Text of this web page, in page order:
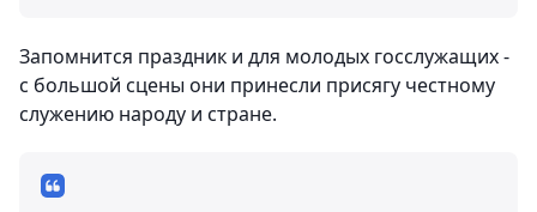
Запомнится праздник и для молодых госслужащих -
с большой сцены они принесли присягу честному
служению народу и стране.